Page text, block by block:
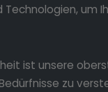
um
ist unsere
zu